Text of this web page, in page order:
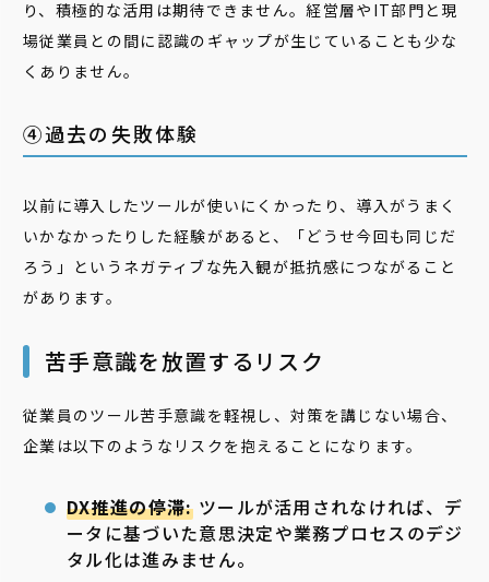
り、積極的な活用は期待できません。経営層やIT部門と現
場従業員との間に認識のギャップが生じていることも少な
くありません。
④過去の失敗体験
以前に導入したツールが使いにくかったり、導入がうまく
いかなかったりした経験があると、「どうせ今回も同じだ
ろう」というネガティブな先入観が抵抗感につながること
があります。
苦手意識を放置するリスク
従業員のツール苦手意識を軽視し、対策を講じない場合、
企業は以下のようなリスクを抱えることになります。
DX推進の停滞:ツールが活用されなければ、デ
ータに基づいた意思決定や業務プロセスのデジ
タル化は進みません。